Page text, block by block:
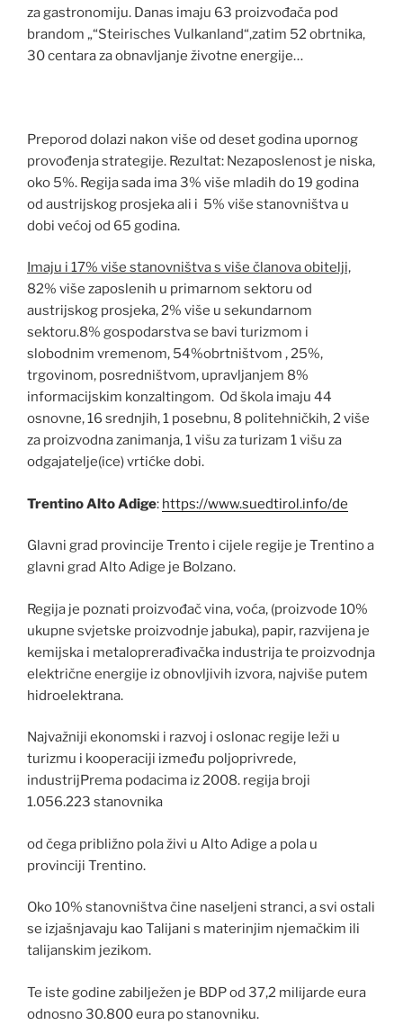
za gastronomiju. Danas imaju 63 proizvođača pod
brandom „“Steirisches Vulkanland“,zatim 52 obrtnika,
30 centara za obnavljanje životne energije…
Preporod dolazi nakon više od deset godina upornog
provođenja strategije. Rezultat: Nezaposlenost je niska,
oko 5%. Regija sada ima 3% više mladih do 19 godina
od austrijskog prosjeka ali i 5% više stanovništva u
dobi većoj od 65 godina.
Imaju i 17% više stanovništva s više članova obitelji,
82% više zaposlenih u primarnom sektoru od
austrijskog prosjeka, 2% više u sekundarnom
sektoru.8% gospodarstva se bavi turizmom i
slobodnim vremenom, 54%obrtništvom , 25%,
trgovinom, posredništvom, upravljanjem 8%
informacijskim konzaltingom. Od škola imaju 44
osnovne, 16 srednjih, 1 posebnu, 8 politehničkih, 2 više
za proizvodna zanimanja, 1 višu za turizam 1 višu za
odgajatelje(ice) vrtićke dobi.
Trentino Alto Adige: https://www.suedtirol.info/de
Glavni grad provincije Trento i cijele regije je Trentino a
glavni grad Alto Adige je Bolzano.
Regija je poznati proizvođač vina, voća, (proizvode 10%
ukupne svjetske proizvodnje jabuka), papir, razvijena je
kemijska i metaloprerađivačka industrija te proizvodnja
električne energije iz obnovljivih izvora, najviše putem
hidroelektrana.
Najvažniji ekonomski i razvoj i oslonac regije leži u
turizmu i kooperaciji između poljoprivrede,
industrijPrema podacima iz 2008. regija broji
1.056.223 stanovnika
od čega približno pola živi u Alto Adige a pola u
provinciji Trentino.
Oko 10% stanovništva čine naseljeni stranci, a svi ostali
se izjašnjavaju kao Talijani s materinjim njemačkim ili
talijanskim jezikom.
Te iste godine zabilježen je BDP od 37,2 milijarde eura
odnosno 30.800 eura po stanovniku.